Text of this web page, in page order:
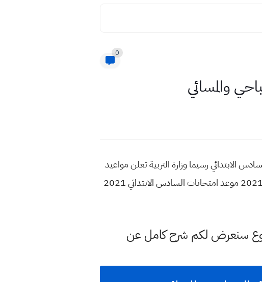
0
وتاريخ الامتحان لصف السادس الابتدائي رسيما وزارة التربية تعلن مواعيد
امتحان الدور الثاني لصف السادس الابتدائي العام الدراسي 2021 موعد الدور الثاني سادس ابتدائي 2021 موعد امتحانات السادس الابتدائي 2021
سنعرض لكم شرح كامل عن